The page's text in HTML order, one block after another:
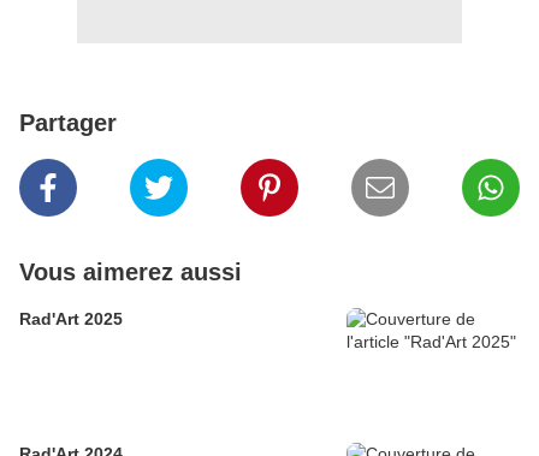
Partager
Vous aimerez aussi
Rad'Art 2025